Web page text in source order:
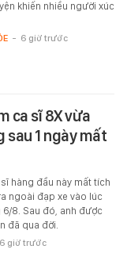
khiến nhiều người xúc
- 6 giờ trước
ca sĩ 8X vừa
1 ngày mất
hàng đầu này mất tích
ngoài đạp xe vào lúc
6/8. Sau đó, anh được
đã qua đời.
6 giờ trước